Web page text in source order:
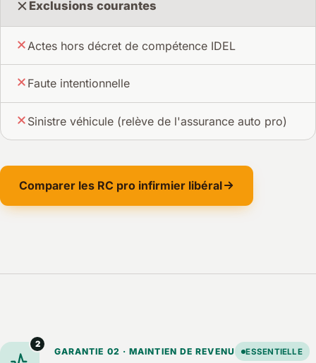
Exclusions courantes
Actes hors décret de compétence IDEL
Faute intentionnelle
Sinistre véhicule (relève de l'assurance auto pro)
Comparer les RC pro infirmier libéral
2
GARANTIE 02 · MAINTIEN DE REVENU ESSENTIELLE